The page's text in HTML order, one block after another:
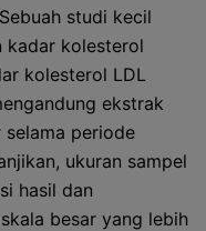
studi kecil
kadar kolesterol
kolesterol LDL
ekstrak
periode
ukuran sampel
hasil dan
besar yang lebih